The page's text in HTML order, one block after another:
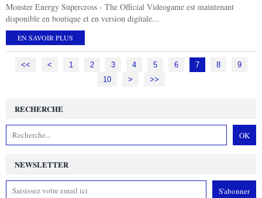
Monster Energy Supercross - The Official Videogame est maintenant
disponible en boutique et en version digitale...
EN SAVOIR PLUS
<< < 1 2 3 4 5 6 7 8
9
10
> >>
NEWSLETTER
RECHERCHE